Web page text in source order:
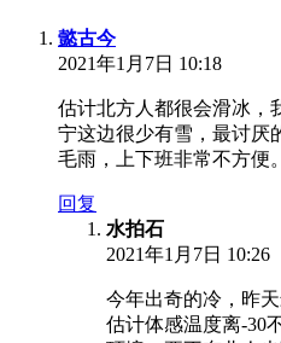
懿古今
2021年1月7日 10:18
估计北方人都很会滑冰，
宁这边很少有雪，最讨厌
毛雨，上下班非常不方便。
回复
水拍石
2021年1月7日 10:26
今年出奇的冷，昨
估计体感温度离-30